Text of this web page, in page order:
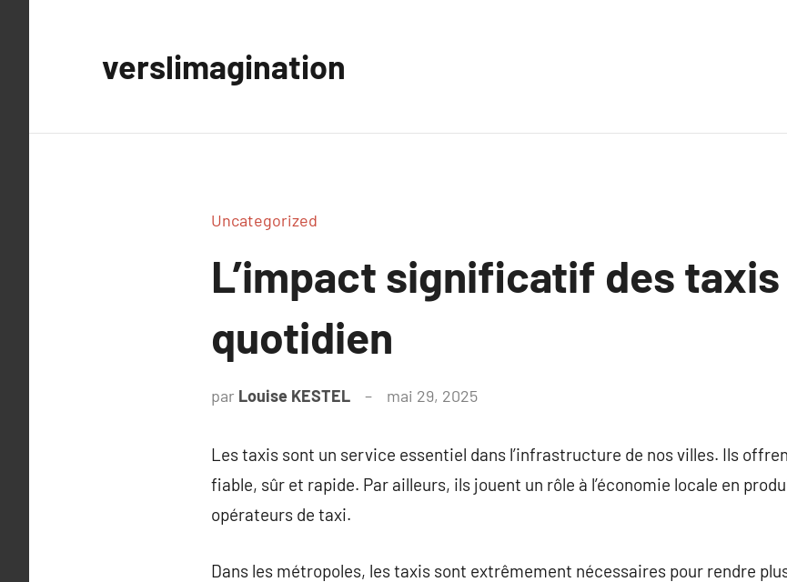
verslimagination
Uncategorized
L’impact significatif des
quotidien
par Louise KESTEL mai 29, 2025
Les taxis sont un service essentiel dans l’infrastructure de nos villes. Ils
fiable, sûr et rapide. Par ailleurs, ils jouent un rôle à l’économie locale en
opérateurs de taxi.
Dans les métropoles, les taxis sont extrêmement nécessaires pour rendre